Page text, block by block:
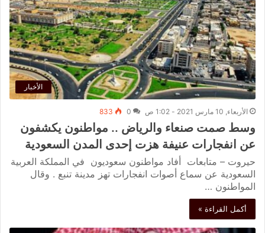
الأخبار
الأربعاء, 10 مارس 2021 - 1:02 ص 0
833
وسط صمت صنعاء والرياض .. مواطنون يكشفون
عن انفجارات عنيفة هزت إحدى المدن السعودية
حيروت – متابعات أفاد مواطنون سعوديون في المملكة العربية
السعودية عن سماع أصوات انفجارات تهز مدينة تنبع . وقال
المواطنون …
أكمل القراءة »